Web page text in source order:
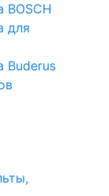
BOSCH
для
Buderus